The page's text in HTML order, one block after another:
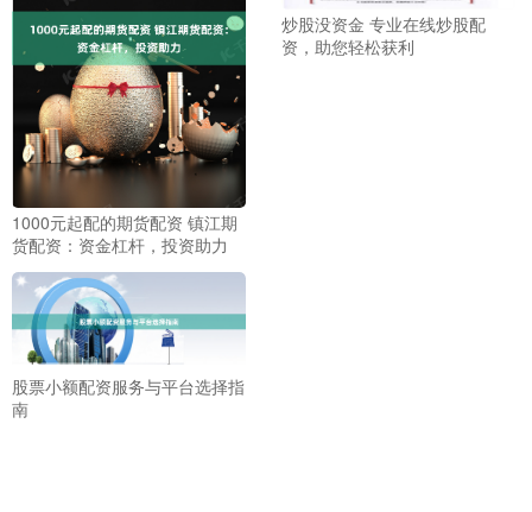
1000元起配的期货配资 镇江期
货配资：资金杠杆，投资助力
炒股没资金 专业在线炒股配
资，助您轻松获利
股票小额配资服务与平台选择指
南